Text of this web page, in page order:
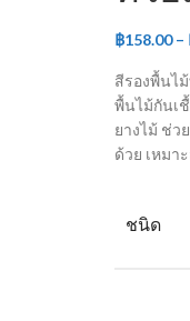
฿158.00 –
สีรองพื้นไ
พื้นไม้กันเ
ยางไม้ ช่ว
ด้วย เหม
ชนิด